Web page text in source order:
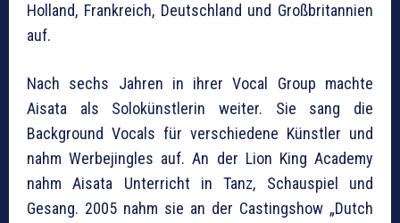
Holland, Frankreich, Deutschland und Großbritannien
auf.
Nach sechs Jahren in ihrer Vocal Group machte
Aisata als Solokünstlerin weiter. Sie sang die
Background Vocals für verschiedene Künstler und
nahm Werbejingles auf. An der Lion King Academy
nahm Aisata Unterricht in Tanz, Schauspiel und
Gesang. 2005 nahm sie an der Castingshow „Dutch